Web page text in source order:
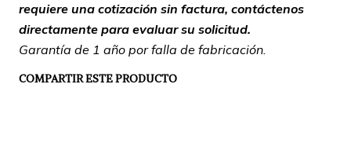
requiere una cotización sin factura, contáctenos
directamente para evaluar su solicitud.
Garantía de 1 año por falla de fabricación.
COMPARTIR ESTE PRODUCTO